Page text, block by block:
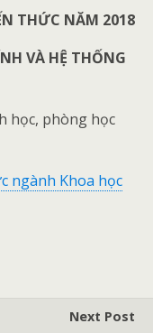
THỨC NĂM 2018
VÀ HỆ THỐNG
học, phòng học
ngành Khoa học
Next Post